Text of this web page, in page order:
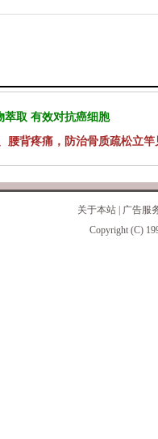
萃取 有效对抗癌细胞
腰背疼痛，防治骨质疏松立竿
关于本站
广告服
Copyright (C)